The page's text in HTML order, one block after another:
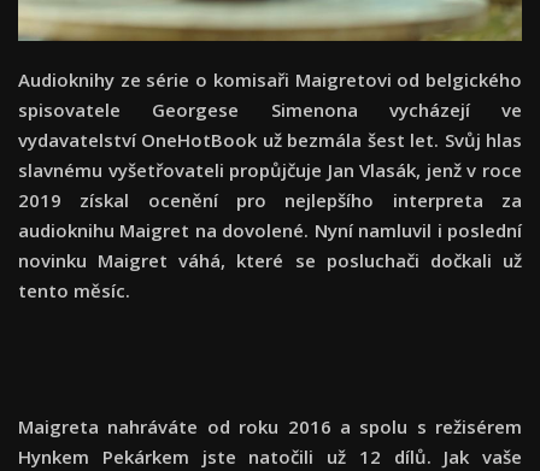
Audioknihy ze série o komisaři Maigretovi od belgického
spisovatele Georgese Simenona vycházejí ve
vydavatelství OneHotBook už bezmála šest let. Svůj hlas
slavnému vyšetřovateli propůjčuje Jan Vlasák, jenž v roce
2019 získal ocenění pro nejlepšího interpreta za
audioknihu Maigret na dovolené. Nyní namluvil i poslední
novinku Maigret váhá, které se posluchači dočkali už
tento měsíc.
Maigreta nahráváte od roku 2016 a spolu s režisérem
Hynkem Pekárkem jste natočili už 12 dílů. Jak vaše